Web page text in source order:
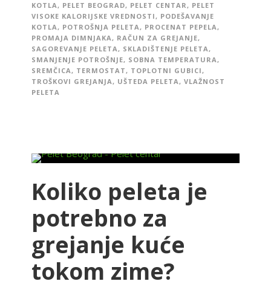
KOTLA, PELET BEOGRAD, PELET CENTAR, PELET
VISOKE KALORIJSKE VREDNOSTI, PODEŠAVANJE
KOTLA, POTROŠNJA PELETA, PROCENAT PEPELA,
PROMAJA DIMNJAKA, RAČUN ZA GREJANJE,
SAGOREVANJE PELETA, SKLADIŠTENJE PELETA,
SMANJENJE POTROŠNJE, SOBNA TEMPERATURA,
SREMČICA, TERMOSTAT, TOPLOTNI GUBICI,
TROŠKOVI GREJANJA, UŠTEDA PELETA, VLAŽNOST
PELETA
Koliko peleta je
potrebno za
grejanje kuće
tokom zime?